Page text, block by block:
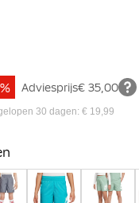
Adviesprijs€ 35,00
30 dagen: € 19,99